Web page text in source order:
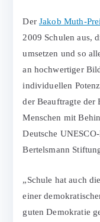
DerJakob Muth-
2009 Schulen aus,
umsetzen und so
an hochwertiger
individuellen
der Beauftragte der
Menschen mit
Deutsche
Bertelsmann
„Schule hat auch
einer
guten Demokratie